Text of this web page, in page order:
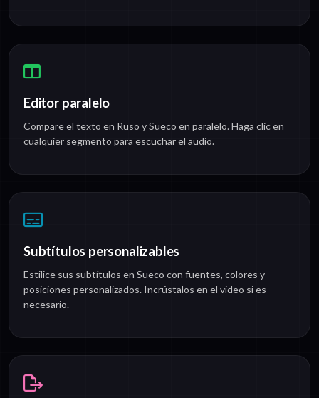
Editor paralelo
Compare el texto en Ruso y Sueco en paralelo. Haga clic en
cualquier segmento para escuchar el audio.
Subtítulos personalizables
Estilice sus subtítulos en Sueco con fuentes, colores y
posiciones personalizados. Incrústalos en el video si es
necesario.